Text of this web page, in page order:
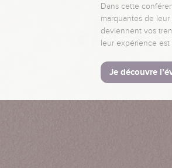
Dans cette
marquantes de
deviennent vos
leur expérience est
Je découvre